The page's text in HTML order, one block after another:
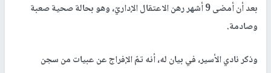
بعد أن أمضى 9 أشهر رهن الاعتقال الإداريّ، وهو بحالة صحية صعبة
وصادمة.
وذكر نادي الأسير، في بيان له، أنه تمّ الإفراج عن عبيات من سجن